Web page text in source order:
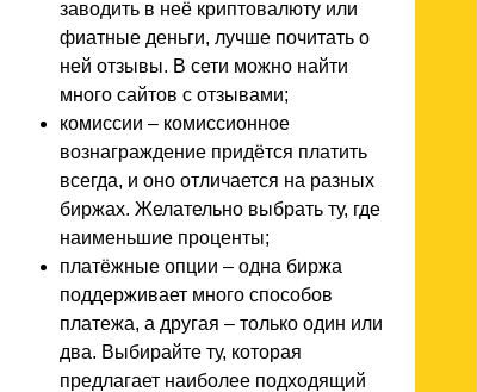
заводить в неё криптовалюту или
фиатные деньги, лучше почитать о
ней отзывы. В сети можно найти
много сайтов с отзывами;
комиссии – комиссионное
вознаграждение придётся платить
всегда, и оно отличается на разных
биржах. Желательно выбрать ту, где
наименьшие проценты;
платёжные опции – одна биржа
поддерживает много способов
платежа, а другая – только один или
два. Выбирайте ту, которая
предлагает наиболее подходящий